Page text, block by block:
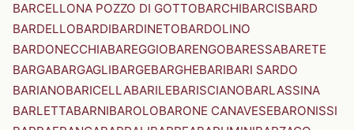
BARCELLONA POZZO DI GOTTOBARCHIBARCISBARD
BARDELLOBARDIBARDINETOBARDOLINO
BARDONECCHIABAREGGIOBARENGOBARESSABARETE
BARGABARGAGLIBARGEBARGHEBARIBARI SARDO
BARIANOBARICELLABARILEBARISCIANOBARLASSINA
BARLETTABARNIBAROLOBARONE CANAVESEBARONISSI